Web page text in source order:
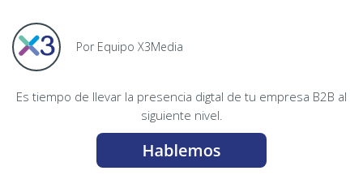
Por Equipo X3Media
Es tiempo de llevar la presencia digtal de tu empresa B2B al
siguiente nivel.